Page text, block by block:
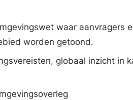
waar aanvragers
worden getoond.
globaal inzicht in